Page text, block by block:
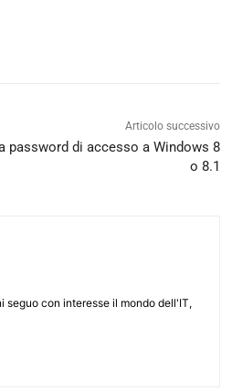
Articolo successivo
password di accesso a Windows 8
o 8.1
seguo con interesse il mondo dell'IT,